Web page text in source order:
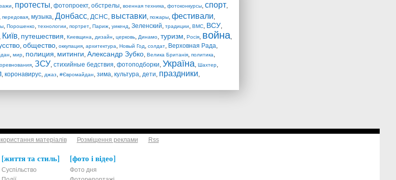
, протесты, фотопроект, обстрелы, военная техника, фотоконкурсы, спорт,
, передовая, музыка, Донбасс, ДСНС, выставки, пожары, фестивали,
, Порошенко, технологии, портрет, Париж, уикенд, Зеленский, традиции, ВМС, ВСУ,
, Київ, путешествия, Киевщина, дизайн, церковь, Динамо, туризм, Росія, война,
, общество, оккупация, архитектура, Новый Год, солдат, Верховная Рада,
, мир, полиция, митинги, Александр Зубко, Велика Британія, политика,
, ЗСУ, стихийные бедствия, фотоподборки, Україна, Шахтер,
, коронавирус, джаз, #Євромайдан, зима, культура, дети, праздники,
матеріалів Розміщення реклами Rss
життя та стиль
Суспільство
фото і відео
Фото дня